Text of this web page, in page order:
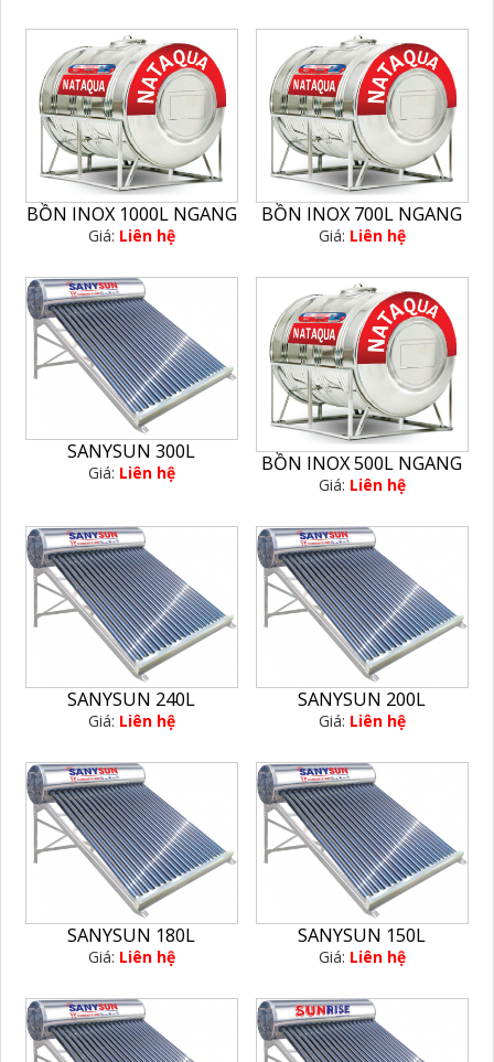
BỒN INOX 1000L NGANG
Giá: Liên hệ
BỒN INOX 700L NGANG
Giá: Liên hệ
SANYSUN 300L
Giá: Liên hệ BỒN INOX 500L NGANG
Giá: Liên hệ
SANYSUN 240L
Giá: Liên hệ
SANYSUN 200L
Giá: Liên hệ
SANYSUN 180L
Giá: Liên hệ
SANYSUN 150L
Giá: Liên hệ